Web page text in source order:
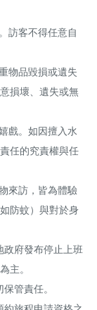
訪客不得任意自
物品毀損或遺失
損壞、遺失或無
戲。如因擅入水
任的究責權與任
來訪，皆為體驗
防蚊）與對於身
政府發布停止上班
主。
管責任。